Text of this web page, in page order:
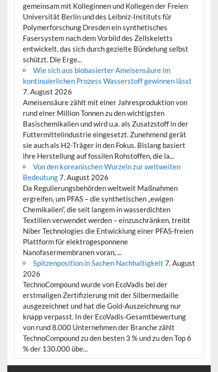
gemeinsam mit Kolleginnen und Kollegen der Freien
Universität Berlin und des Leibniz-Instituts für
Polymerforschung Dresden ein synthetisches
Fasersystem nach dem Vorbild des Zellskeletts
entwickelt, das sich durch gezielte Bündelung selbst
schützt. Die Erge...
Wie sich aus biobasierter Ameisensäure im
kontinuierlichen Prozess Wasserstoff gewinnen lässt
7. August 2026
Ameisensäure zählt mit einer Jahresproduktion von
rund einer Million Tonnen zu den wichtigsten
Basischemikalien und wird u.a. als Zusatzstoff in der
Futtermittelindustrie eingesetzt. Zunehmend gerät
sie auch als H2-Träger in den Fokus. Bislang basiert
ihre Herstellung auf fossilen Rohstoffen, die la...
Von den koreanischen Wurzeln zur weltweiten
Bedeutung7. August 2026
Da Regulierungsbehörden weltweit Maßnahmen
ergreifen, um PFAS – die synthetischen „ewigen
Chemikalien“, die seit langem in wasserdichten
Textilien verwendet werden – einzuschränken, treibt
Niber Technologies die Entwicklung einer PFAS-freien
Plattform für elektrogesponnene
Nanofasermembranen voran, ...
Spitzenposition in Sachen Nachhaltigkeit 7. August
2026
TechnoCompound wurde von EcoVadis bei der
erstmaligen Zertifizierung mit der Silbermedaille
ausgezeichnet und hat die Gold-Auszeichnung nur
knapp verpasst. In der EcoVadis-Gesamtbewertung
von rund 8.000 Unternehmen der Branche zählt
TechnoCompound zu den besten 3 % und zu den Top 6
% der 130.000 übe...